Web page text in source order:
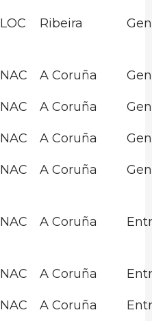
LOC Ribeira
NAC A Coruña
NAC A Coruña
NAC A Coruña
NAC A Coruña
NAC A Coruña
NAC A Coruña
NAC A Coruña